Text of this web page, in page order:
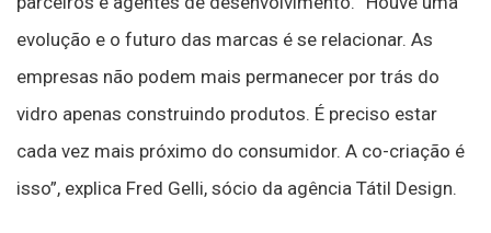
evolução e o futuro das marcas é se relacionar. As
empresas não podem mais permanecer por trás do
vidro apenas construindo produtos. É preciso estar
cada vez mais próximo do consumidor. A co-criação é
isso”, explica Fred Gelli, sócio da agência Tátil Design.